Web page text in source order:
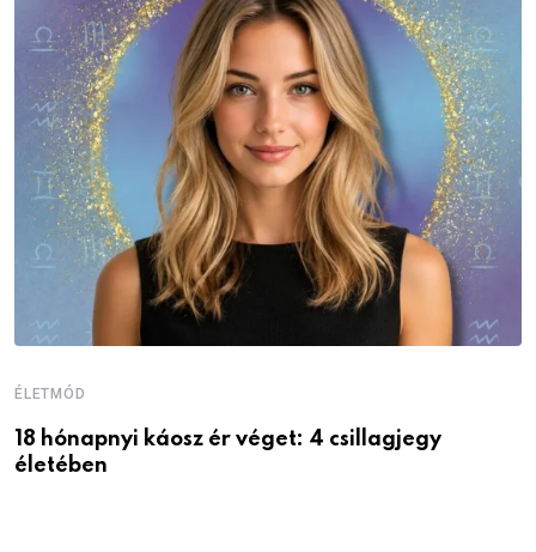
ÉLETMÓD
18 hónapnyi káosz ér véget: 4 csillagjegy
életében